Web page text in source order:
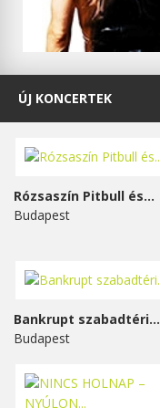
ÚJ KONCERTEK
Rózsaszín Pitbull és...
Budapest
Bankrupt szabadtéri...
Budapest